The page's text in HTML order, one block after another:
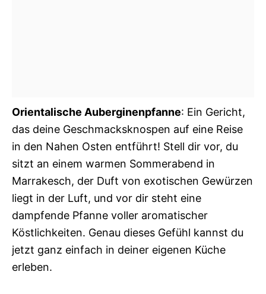
Orientalische Auberginenpfanne: Ein Gericht,
das deine Geschmacksknospen auf eine Reise
in den Nahen Osten entführt! Stell dir vor, du
sitzt an einem warmen Sommerabend in
Marrakesch, der Duft von exotischen Gewürzen
liegt in der Luft, und vor dir steht eine
dampfende Pfanne voller aromatischer
Köstlichkeiten. Genau dieses Gefühl kannst du
jetzt ganz einfach in deiner eigenen Küche
erleben.